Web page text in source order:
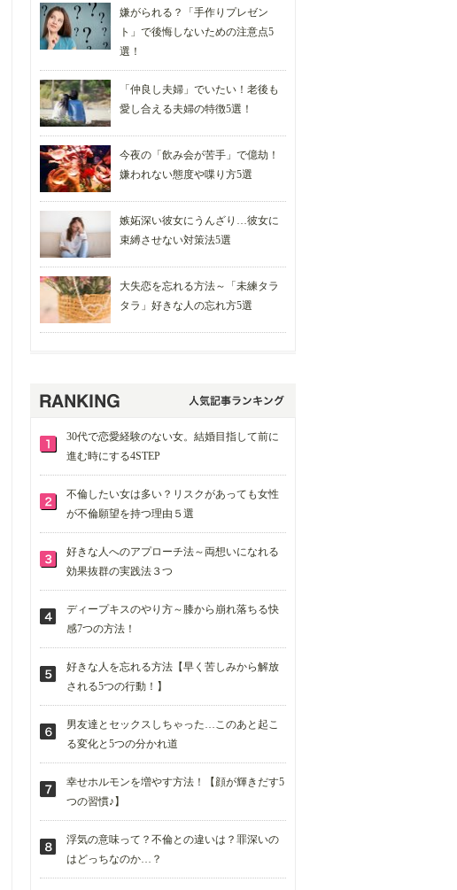
嫌がられる？「手作りプレゼン
ト」で後悔しないための注意点5
選！
「仲良し夫婦」でいたい！老後も
愛し合える夫婦の特徴5選！
今夜の「飲み会が苦手」で億劫！
嫌われない態度や喋り方5選
嫉妬深い彼女にうんざり…彼女に
束縛させない対策法5選
大失恋を忘れる方法～「未練タラ
タラ」好きな人の忘れ方5選
30代で恋愛経験のない女。結婚目指して前に
進む時にする4STEP
不倫したい女は多い？リスクがあっても女性
が不倫願望を持つ理由５選
好きな人へのアプローチ法～両想いになれる
効果抜群の実践法３つ
ディープキスのやり方～膝から崩れ落ちる快
感7つの方法！
好きな人を忘れる方法【早く苦しみから解放
される5つの行動！】
男友達とセックスしちゃった…このあと起こ
る変化と5つの分かれ道
幸せホルモンを増やす方法！【顔が輝きだす5
つの習慣♪】
浮気の意味って？不倫との違いは？罪深いの
はどっちなのか…？